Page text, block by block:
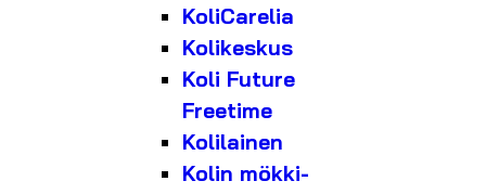
KoliCarelia
Kolikeskus
Koli Future
Freetime
Kolilainen
Kolin mökki-